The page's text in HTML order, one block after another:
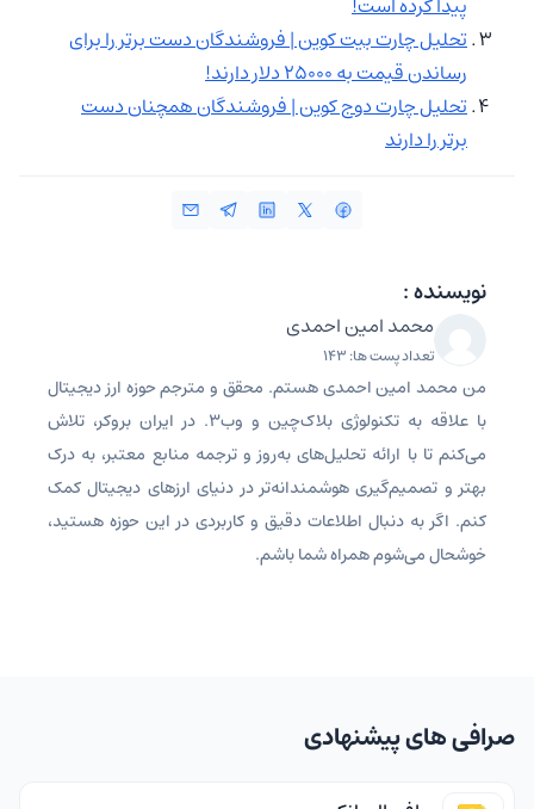
تحلیل چارت بیت کوین | فروشندگان دست برتر را برای
رساندن قیمت به 25000 دلار دارند!
تحلیل چارت دوج کوین | فروشندگان همچنان دست
برتر را دارند
نویسنده :
محمد امین احمدی
تعداد پست ها: 143
من محمد امین احمدی هستم. محقق و مترجم حوزه ارز دیجیتال
با علاقه به تکنولوژی بلاک‌چین و وب3. در ایران بروکر، تلاش
می‌کنم تا با ارائه تحلیل‌های به‌روز و ترجمه منابع معتبر، به درک
بهتر و تصمیم‌گیری هوشمندانه‌تر در دنیای ارزهای دیجیتال کمک
کنم. اگر به دنبال اطلاعات دقیق و کاربردی در این حوزه هستید،
خوشحال می‌شوم همراه شما باشم.
صرافی های پیشنهادی